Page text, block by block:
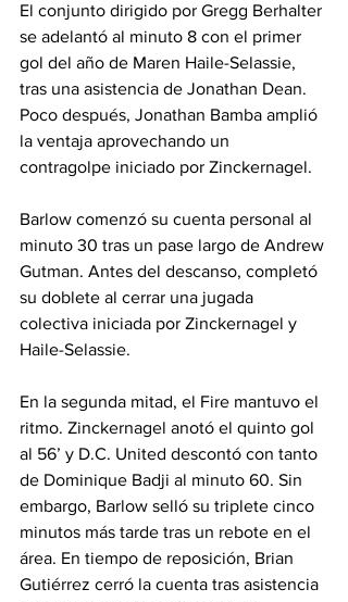
El conjunto dirigido por Gregg Berhalter
se adelantó al minuto 8 con el primer
gol del año de Maren Haile-Selassie,
tras una asistencia de Jonathan Dean.
Poco después, Jonathan Bamba amplió
la ventaja aprovechando un
contragolpe iniciado por Zinckernagel.
Barlow comenzó su cuenta personal al
minuto 30 tras un pase largo de Andrew
Gutman. Antes del descanso, completó
su doblete al cerrar una jugada
colectiva iniciada por Zinckernagel y
Haile-Selassie.
En la segunda mitad, el Fire mantuvo el
ritmo. Zinckernagel anotó el quinto gol
al 56’ y D.C. United descontó con tanto
de Dominique Badji al minuto 60. Sin
embargo, Barlow selló su triplete cinco
minutos más tarde tras un rebote en el
área. En tiempo de reposición, Brian
Gutiérrez cerró la cuenta tras asistencia